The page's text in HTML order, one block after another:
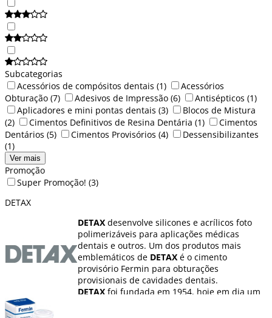
Subcategorias
Acessórios de compósitos dentais (1)
Acessórios
Obturação (7) Adesivos de Impressão (6) Antisépticos (1)
Aplicadores e mini pontas dentais (3)
Blocos de Mistura
(2)
Cimentos Definitivos de Resina Dentária (1)
Cimentos
Dentários (5) Cimentos Provisórios (4)
Dessensibilizantes
(1)
Ver mais
Promoção
Super Promoção! (3)
DETAX
DETAX desenvolve silicones e acrílicos foto
polimerizáveis para aplicações médicas
dentais e outros. Um dos produtos mais
emblemáticos de DETAX é o cimento
provisório Fermin para obturações
provisionais de cavidades dentais.
DETAX foi fundada em 1954, hoje em dia um